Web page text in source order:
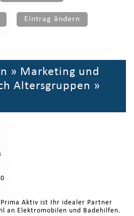
Eintrag ändern
» Marketing und
Altersgruppen »
Aktiv ist Ihr idealer Partner
an Elektromobilen und Badehilfen.